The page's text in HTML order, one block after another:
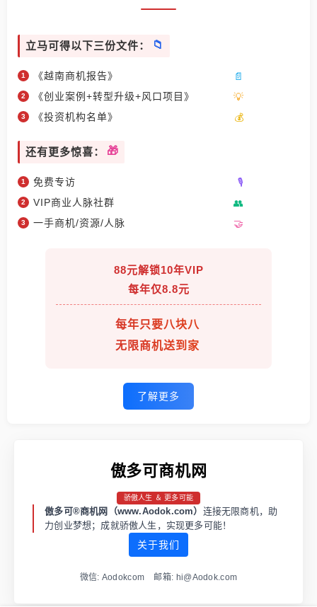
立马可得以下三份文件：
《越南商机报告》
《创业案例+转型升级+风口项目》
《投资机构名单》
还有更多惊喜：
免费专访
VIP商业人脉社群
一手商机/资源/人脉
88元解锁10年VIP
每年仅8.8元
每年只要八块八
无限商机送到家
了解更多
傲多可商机网
骄傲人生 ＆ 更多可能
傲多可®商机网（www.Aodok.com） 连接无限商机，助
力创业梦想；成就骄傲人生，实现更多可能！
关于我们
微信: Aodokcom 邮箱: hi@Aodok.com